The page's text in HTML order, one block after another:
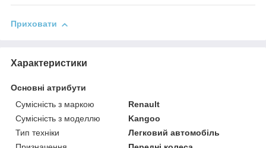
Приховати
Характеристики
Основні атрибути
Сумісність з маркою
Renault
Сумісність з моделлю
Kangoo
Тип техніки
Легковий автомобіль